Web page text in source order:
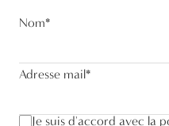
Nom*
Adresse mail*
Je suis d'accord avec la